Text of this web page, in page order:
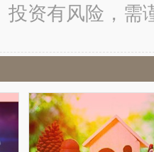
投资有风险，需